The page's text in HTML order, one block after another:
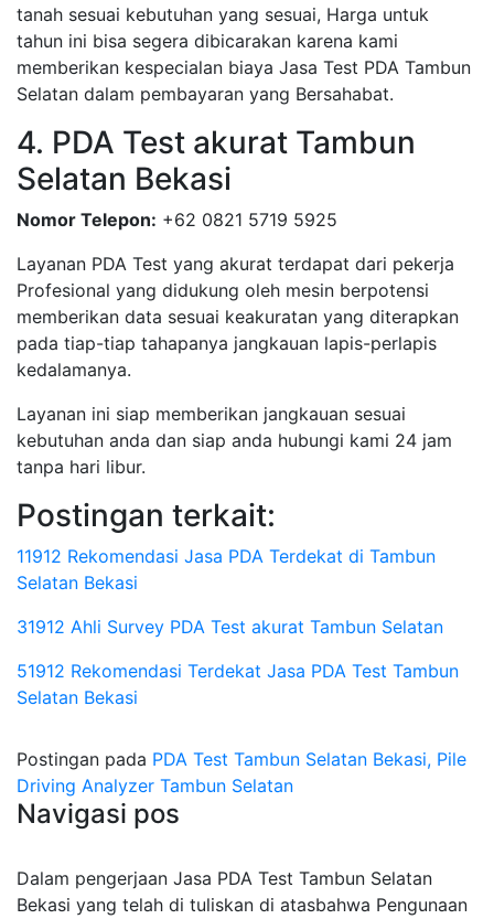
tanah sesuai kebutuhan yang sesuai, Harga untuk
tahun ini bisa segera dibicarakan karena kami
memberikan kespecialan biaya Jasa Test PDA Tambun
Selatan dalam pembayaran yang Bersahabat.
4. PDA Test akurat Tambun
Selatan Bekasi
Nomor Telepon: +62 0821 5719 5925
Layanan PDA Test yang akurat terdapat dari pekerja
Profesional yang didukung oleh mesin berpotensi
memberikan data sesuai keakuratan yang diterapkan
pada tiap-tiap tahapanya jangkauan lapis-perlapis
kedalamanya.
Layanan ini siap memberikan jangkauan sesuai
kebutuhan anda dan siap anda hubungi kami 24 jam
tanpa hari libur.
Postingan terkait:
11912 Rekomendasi Jasa PDA Terdekat di Tambun
Selatan Bekasi
31912 Ahli Survey PDA Test akurat Tambun Selatan
51912 Rekomendasi Terdekat Jasa PDA Test Tambun
Selatan Bekasi
Postingan pada PDA Test Tambun Selatan Bekasi, Pile
Driving Analyzer Tambun Selatan
Navigasi pos
Dalam pengerjaan Jasa PDA Test Tambun Selatan
Bekasi yang telah di tuliskan di atasbahwa Pengunaan